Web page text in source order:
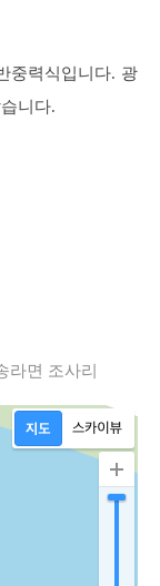
중력식입니다. 광
니다.
라면 조사리